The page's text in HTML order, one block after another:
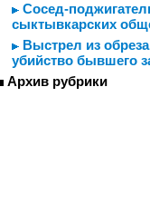
Сосед-
сыктывкарских
Выстрел из
убийство бывшего
Архив рубрики